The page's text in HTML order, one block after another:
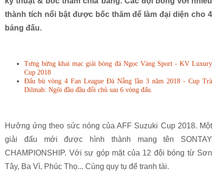
thành tích nổi bật được bốc thăm để làm đại diện cho 4
bảng đấu.
Tưng bừng khai mạc giải bóng đá Ngọc Vàng Sport - KV Luxury
Cup 2018
Đấu bù vòng 4 Fan League Đà Nẵng lần 3 năm 2018 - Cup Trà
Dilmah: Ngôi đầu đầu đổi chủ sau 6 vòng đấu.
Hưởng ứng theo sức nóng của AFF Suzuki Cup 2018. Một
giải đấu mới được hình thành mang tên SONTAY
CHAMPIONSHIP. Với sự góp mặt của 12 đội bóng từ Sơn
Tây, Ba Vì, Phúc Thọ... Cùng quy tụ để tranh tài.